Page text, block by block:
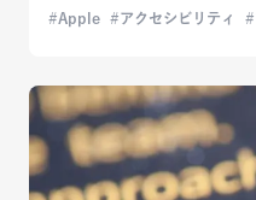
Apple アクセシビリティ